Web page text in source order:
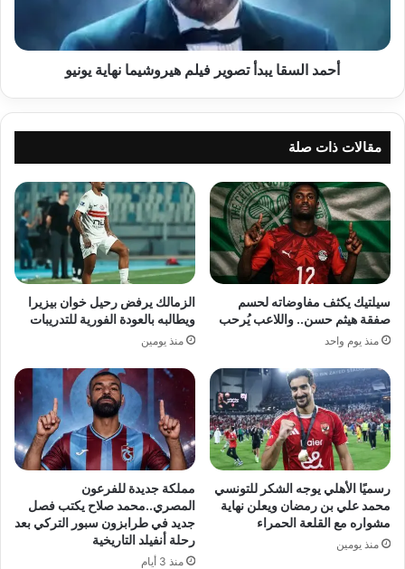
أحمد السقا يبدأ تصوير فيلم هيروشيما نهاية يونيو
مقالات ذات صلة
سيلتيك يكثف مفاوضاته لحسم
صفقة هيثم حسن.. واللاعب يُرحب
منذ يوم واحد
الزمالك يرفض رحيل خوان بيزيرا
ويطالبه بالعودة الفورية للتدريبات
منذ يومين
رسميًا الأهلي يوجه الشكر للتونسي
محمد علي بن رمضان ويعلن نهاية
مشواره مع القلعة الحمراء
منذ يومين
مملكة جديدة للفرعون
المصري..محمد صلاح يكتب فصل
جديد في طرابزون سبور التركي بعد
رحلة أنفيلد التاريخية
منذ 3 أيام